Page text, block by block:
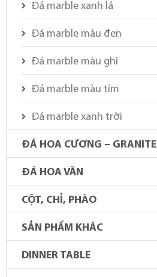
Đá marble xanh lá
Đá marble màu đen
Đá marble màu ghi
Đá marble màu tím
Đá marble xanh trời
ĐÁ HOA CƯƠNG – GRANITE
ĐÁ HOA VĂN
CỘT, CHỈ, PHÀO
SẢN PHẨM KHÁC
DINNER TABLE